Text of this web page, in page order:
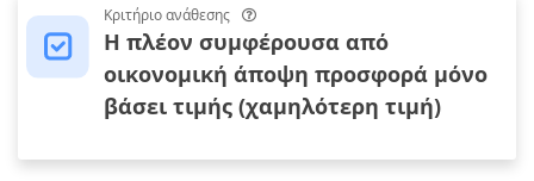
Κριτήριο ανάθεσης
Η πλέον συμφέρουσα από
οικονομική άποψη προσφορά μόνο
βάσει τιμής (χαμηλότερη τιμή)